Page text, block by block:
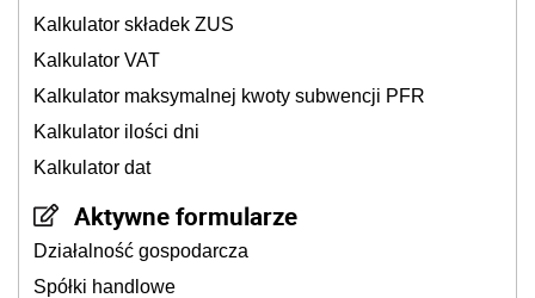
Kalkulator składek ZUS
Kalkulator VAT
Kalkulator maksymalnej kwoty subwencji PFR
Kalkulator ilości dni
Kalkulator dat
Aktywne formularze
Działalność gospodarcza
Spółki handlowe